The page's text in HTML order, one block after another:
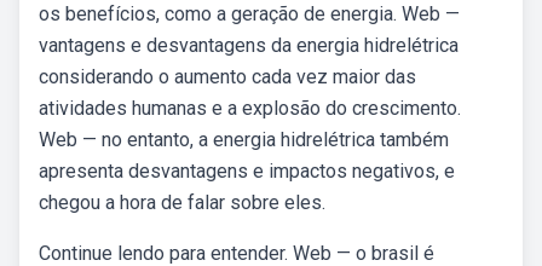
os benefícios, como a geração de energia. Web —
vantagens e desvantagens da energia hidrelétrica
considerando o aumento cada vez maior das
atividades humanas e a explosão do crescimento.
Web — no entanto, a energia hidrelétrica também
apresenta desvantagens e impactos negativos, e
chegou a hora de falar sobre eles.
Continue lendo para entender. Web — o brasil é